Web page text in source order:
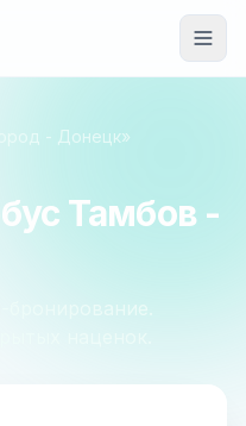
- Донецк»
Тамбов -
бронирование.